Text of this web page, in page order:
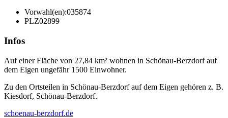
Vorwahl(en):035874
PLZ02899
Infos
Auf einer Fläche von 27,84 km² wohnen in Schönau-Berzdorf auf
dem Eigen ungefähr 1500 Einwohner.
Zu den Ortsteilen in Schönau-Berzdorf auf dem Eigen gehören z. B.
Kiesdorf, Schönau-Berzdorf.
schoenau-berzdorf.de